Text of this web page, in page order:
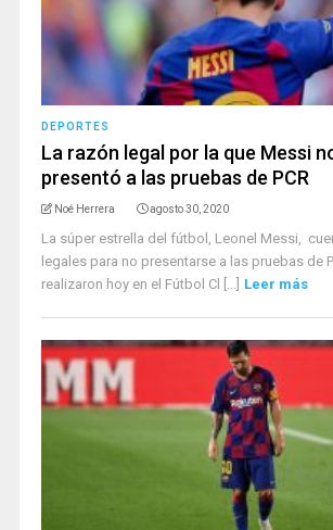
DEPORTES
La razón legal por la que Messi
presentó a las pruebas de PCR
Noé Herrera agosto 30, 2020
La súper estrella del fútbol, Leonel Messi,
legales para no presentarse a las pruebas de
realizaron hoy en el Fútbol Cl [...] Leer más